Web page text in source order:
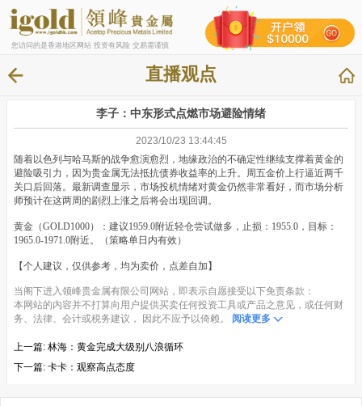
您访问的是香港地区网站 投资有风险 交易需谨慎
直播观点
李子：中东形式点燃市场避险情绪
2023/10/23 13:44:45
随着以色列与哈马斯的战争愈演愈烈，地缘政治的不确定性继续支撑着黄金的
避险吸引力，因为贵金属无法抵抗债券收益率的上升。周五金价上行逼近两千
关口后回落。最新调查显示，市场投机情绪对黄金仍然非常看好，而市场分析
师预计在这两周的剧烈上涨之后将会出现回调。
黄金（GOLD1000）：建议1959.0附近轻仓尝试做多，止损：1955.0，目标：
1965.0-1971.0附近。（策略单日内有效）
【个人建议，仅供参考，均为卖价，点差自加】
当阁下进入领峰贵金属有限公司网站，即表示自愿接受以下免责条款：
本网站的内容并不打算向用户提供买卖任何投资工具或产品之意见，或任何财
务、法律、会计或税务建议， 因此不应予以倚赖。
阅读更多
上一篇: 林海：黄金完成大级别八浪循环
下一篇: 卡卡：观察高点态度